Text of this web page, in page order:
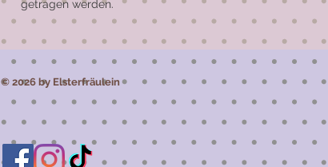
getragen werden.
© 2026 by Elsterfräulein